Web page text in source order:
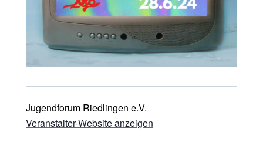
Jugendforum Riedlingen e.V.
Veranstalter-Website anzeigen